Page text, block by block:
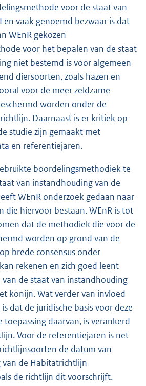
voor de staat van
vaak genoemd bezwaar is dat
WEnR gekozen
voor het bepalen van de staat
niet bestemd is voor algemeen
diersoorten, zoals hazen en
voor de meer zeldzame
worden onder de
Daarnaast is er kritiek op
studie zijn gemaakt met
en referentiejaren.
boordelingsmethodiek te
van instandhouding van de
WEnR onderzoek gedaan naar
die hiervoor bestaan. WEnR is tot
dat de methodiek die voor de
worden op grond van de
brede consensus onder
rekenen en zich goed leent
de staat van instandhouding
konijn. Wat verder van invloed
dat de juridische basis voor deze
toepassing daarvan, is verankerd
Voor de referentiejaren is net
de datum van
de Habitatrichtlijn
de richtlijn dit voorschrijft.